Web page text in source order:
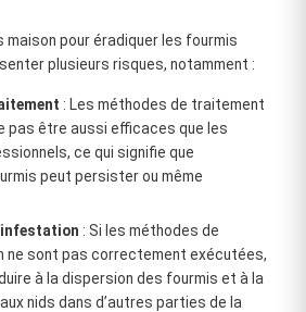
pour éradiquer les fourmis
plusieurs risques, notamment :
: Les méthodes de traitement
pas être aussi efficaces que les
ce qui signifie que
peut persister ou même
: Si les méthodes de
ne sont pas correctement exécutées,
à la dispersion des fourmis et à la
nids dans d’autres parties de la